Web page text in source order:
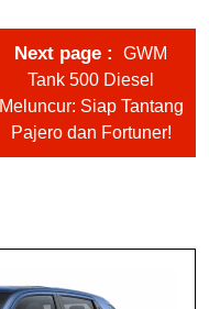
Next page
GWM
Tank 500 Diesel
Meluncur: Siap Tantang
Pajero dan Fortuner!